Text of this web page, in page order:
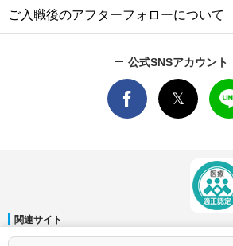
ご入職後のアフターフォローについて
公式SNSアカウント
関連サイト
マイナビDOCTOR│マイナビ看護師│マイナビ薬剤師│マ